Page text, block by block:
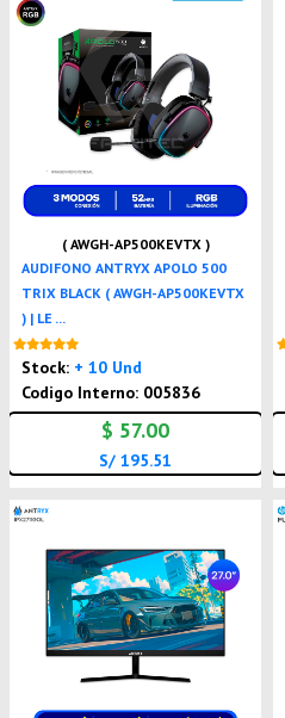
( AWGH-AP500KEVTX )
AUDIFONO ANTRYX APOLO 500
TRIX BLACK ( AWGH-AP500KEVTX
) | LE ...
Stock: + 10 Und
Codigo Interno: 005836
$ 57.00
S/ 195.51